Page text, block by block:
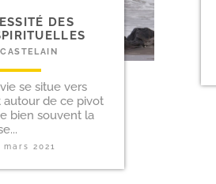
DES
se situe vers
autour de ce pivot
bien souvent la
mars 2021